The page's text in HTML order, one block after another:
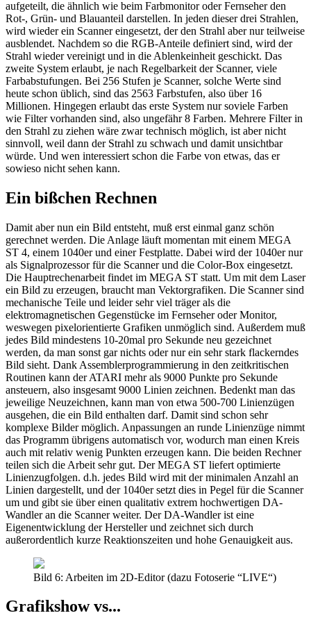
aufgeteilt, die ähnlich wie beim Farbmonitor oder Fernseher den
Rot-, Grün- und Blauanteil darstellen. In jeden dieser drei Strahlen,
wird wieder ein Scanner eingesetzt, der den Strahl aber nur teilweise
ausblendet. Nachdem so die RGB-Anteile definiert sind, wird der
Strahl wieder vereinigt und in die Ablenkeinheit geschickt. Das
zweite System erlaubt, je nach Regelbarkeit der Scanner, viele
Farbabstufungen. Bei 256 Stufen je Scanner, solche Werte sind
heute schon üblich, sind das 2563 Farbstufen, also über 16
Millionen. Hingegen erlaubt das erste System nur soviele Farben
wie Filter vorhanden sind, also ungefähr 8 Farben. Mehrere Filter in
den Strahl zu ziehen wäre zwar technisch möglich, ist aber nicht
sinnvoll, weil dann der Strahl zu schwach und damit unsichtbar
würde. Und wen interessiert schon die Farbe von etwas, das er
sowieso nicht sehen kann.
Ein bißchen Rechnen
Damit aber nun ein Bild entsteht, muß erst einmal ganz schön
gerechnet werden. Die Anlage läuft momentan mit einem MEGA
ST 4, einem 1040er und einer Festplatte. Dabei wird der 1040er nur
als Signalprozessor für die Scanner und die Color-Box eingesetzt.
Die Hauptrechenarbeit findet im MEGA ST statt. Um mit dem Laser
ein Bild zu erzeugen, braucht man Vektorgrafiken. Die Scanner sind
mechanische Teile und leider sehr viel träger als die
elektromagnetischen Gegenstücke im Fernseher oder Monitor,
weswegen pixelorientierte Grafiken unmöglich sind. Außerdem muß
jedes Bild mindestens 10-20mal pro Sekunde neu gezeichnet
werden, da man sonst gar nichts oder nur ein sehr stark flackerndes
Bild sieht. Dank Assemblerprogrammierung in den zeitkritischen
Routinen kann der ATARI mehr als 9000 Punkte pro Sekunde
ansteuern, also insgesamt 9000 Linien zeichnen. Bedenkt man das
jeweilige Neuzeichnen, kann man von etwa 500-700 Linienzügen
ausgehen, die ein Bild enthalten darf. Damit sind schon sehr
komplexe Bilder möglich. Anpassungen an runde Linienzüge nimmt
das Programm übrigens automatisch vor, wodurch man einen Kreis
auch mit relativ wenig Punkten erzeugen kann. Die beiden Rechner
teilen sich die Arbeit sehr gut. Der MEGA ST liefert optimierte
Linienzugfolgen. d.h. jedes Bild wird mit der minimalen Anzahl an
Linien dargestellt, und der 1040er setzt dies in Pegel für die Scanner
um und gibt sie über einen qualitativ extrem hochwertigen DA-
Wandler an die Scanner weiter. Der DA-Wandler ist eine
Eigenentwicklung der Hersteller und zeichnet sich durch
außerordentlich kurze Reaktionszeiten und hohe Genauigkeit aus.
Bild 6: Arbeiten im 2D-Editor (dazu Fotoserie “LIVE“)
Grafikshow vs...